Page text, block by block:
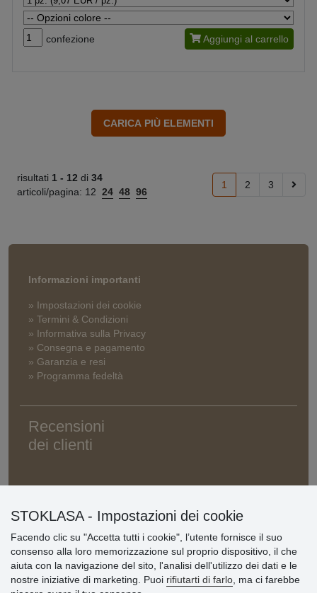
confezione Aggiungi al carrello
risultati 1 - 12 di 34
articoli/pagina: 12 24 48 96
1 2 3
Informazioni importanti
» Impostazioni dei cookie
» Termini & Condizioni
» Informativa sulla Privacy
» Consegna e pagamento
» Garanzia e resi
» Programma fedeltà
Recensioni
dei clienti
STOKLASA - Impostazioni dei cookie
Facendo clic su "Accetta tutti i cookie", l’utente fornisce il suo
consenso alla loro memorizzazione sul proprio dispositivo, il che
aiuta con la navigazione del sito, l'analisi dell'utilizzo dei dati e le
nostre iniziative di marketing. Puoi rifiutarti di farlo , ma ci farebbe